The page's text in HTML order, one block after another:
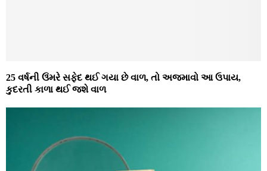
25 વર્ષની ઉંમરે સફેદ થઈ ગયા છે વાળ, તો અજમાવો આ ઉપાય,
કુદરતી કાળા થઈ જશે વાળ